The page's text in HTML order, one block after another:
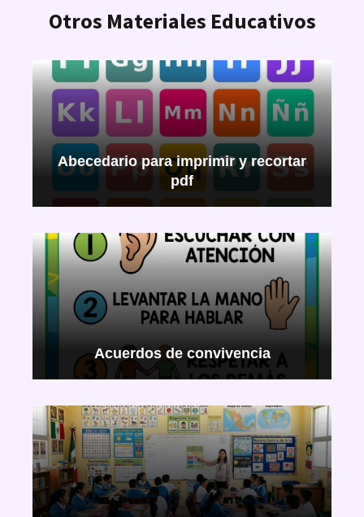
Otros Materiales Educativos
Abecedario para imprimir y recortar
pdf
Acuerdos de convivencia